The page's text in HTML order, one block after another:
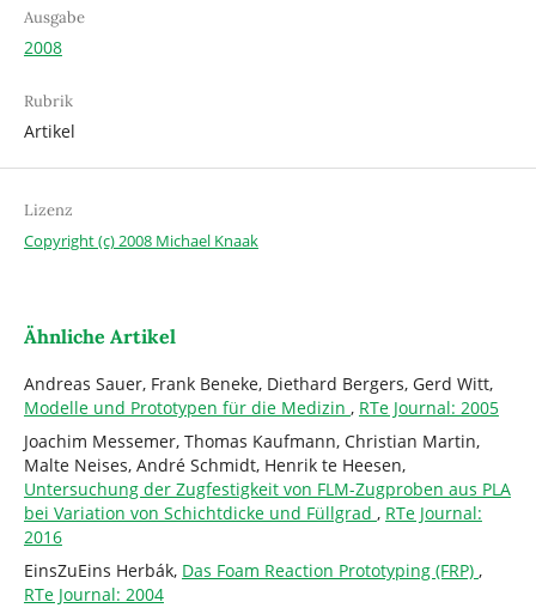
Ausgabe
2008
Rubrik
Artikel
Lizenz
Copyright (c) 2008 Michael Knaak
Ähnliche Artikel
Andreas Sauer, Frank Beneke, Diethard Bergers, Gerd Witt,
Modelle und Prototypen für die Medizin , RTe Journal: 2005
Joachim Messemer, Thomas Kaufmann, Christian Martin,
Malte Neises, André Schmidt, Henrik te Heesen,
Untersuchung der Zugfestigkeit von FLM-Zugproben aus PLA
bei Variation von Schichtdicke und Füllgrad , RTe Journal:
2016
EinsZuEins Herbák, Das Foam Reaction Prototyping (FRP) ,
RTe Journal: 2004